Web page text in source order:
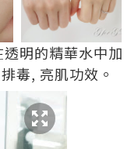
明的精華水中加
毒, 亮肌功效。